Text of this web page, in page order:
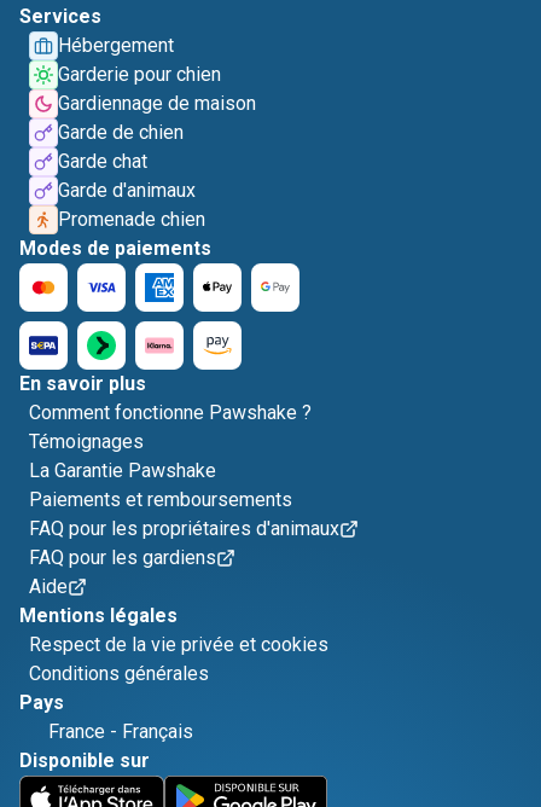
Services
Hébergement
Garderie pour chien
Gardiennage de maison
Garde de chien
Garde chat
Garde d'animaux
Promenade chien
Modes de paiements
En savoir plus
Comment fonctionne Pawshake ?
Témoignages
La Garantie Pawshake
Paiements et remboursements
FAQ pour les propriétaires d'animaux
FAQ pour les gardiens
Aide
Mentions légales
Respect de la vie privée et cookies
Conditions générales
Pays
France - Français
Disponible sur